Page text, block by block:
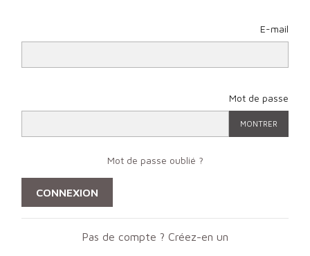
E-mail
Mot de passe
MONTRER
Mot de passe oublié ?
CONNEXION
Pas de compte ? Créez-en un